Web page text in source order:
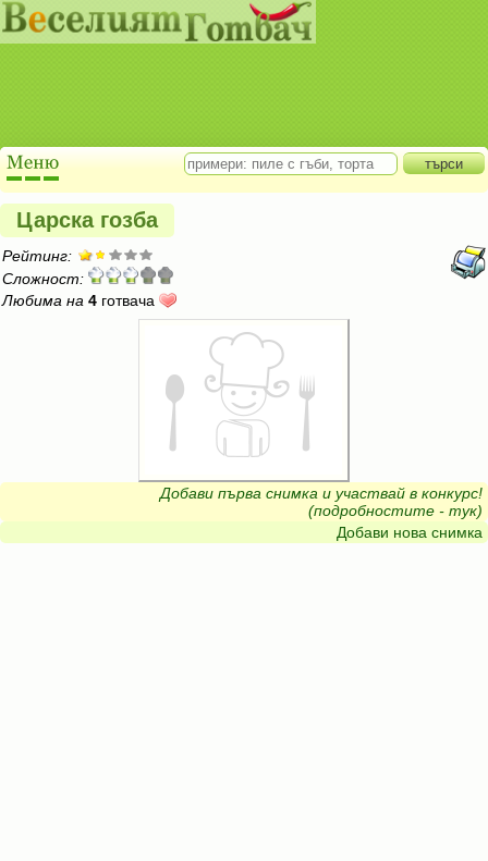
Царска гозба
Рейтинг:
Сложност:
Любима на 4 готвача
Добави първа снимка и участвай в конкурс!
(подробностите - тук)
Добави нова снимка